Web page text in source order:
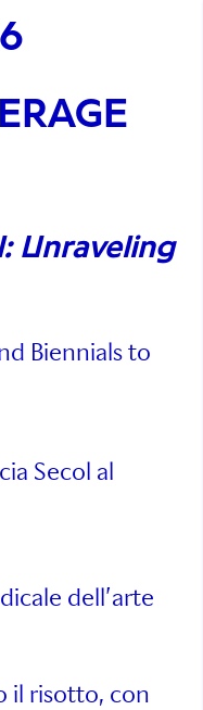
Unraveling
Biennials to
Secol al
dell’arte
il risotto, con